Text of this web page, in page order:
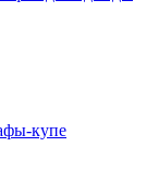
купе